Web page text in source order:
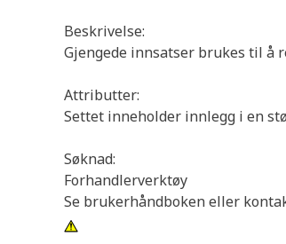
Beskrivelse:
Gjengede innsatser brukes til å
Attributter:
Settet inneholder innlegg i en
Søknad:
Forhandlerverktøy
Se brukerhåndboken eller